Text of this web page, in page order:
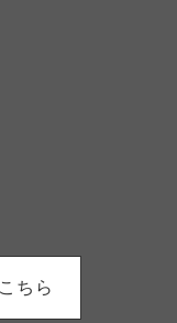
ちら